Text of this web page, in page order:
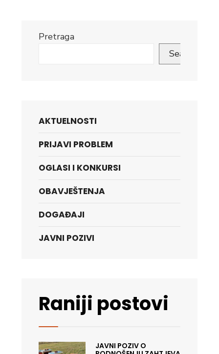
Pretraga
Search
AKTUELNOSTI
PRIJAVI PROBLEM
OGLASI I KONKURSI
OBAVJEŠTENJA
DOGAĐAJI
JAVNI POZIVI
Raniji postovi
JAVNI POZIV O